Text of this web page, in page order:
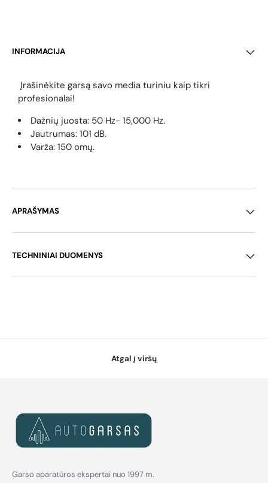
INFORMACIJA
Įrašinėkite garsą savo media turiniu kaip tikri
profesionalai!
Dažnių juosta: 50 Hz- 15,000 Hz.
Jautrumas: 101 dB.
Varža: 150 omų.
APRAŠYMAS
TECHNINIAI DUOMENYS
Atgal į viršų
Garso aparatūros ekspertai nuo 1997 m.